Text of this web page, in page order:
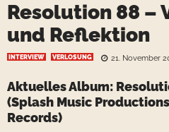
Resolution 88 –
und Reflektion
INTERVIEW VERLOSUNG 21. November
Aktuelles Album:
(Splash Music
Records)